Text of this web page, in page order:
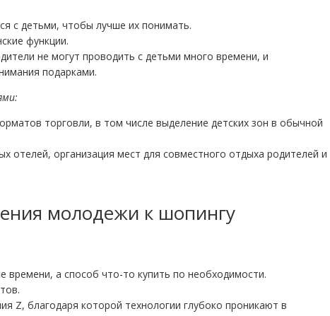
с детьми, чтобы лучше их понимать.
функции.
не могут проводить с детьми много времени, и
подарками.
торговли, в том числе выделение детских зон в обычной
отелей, организация мест для совместного отдыха родителей и
молодежи к шопингу
времени, а способ что-то купить по необходимости.
Z, благодаря которой технологии глубоко проникают в